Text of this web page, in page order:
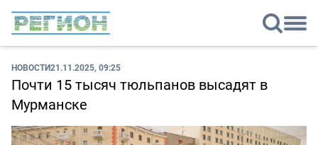
НОВОСТИ21.11.2025, 09:25
Почти 15 тысяч тюльпанов высадят в
Мурманске